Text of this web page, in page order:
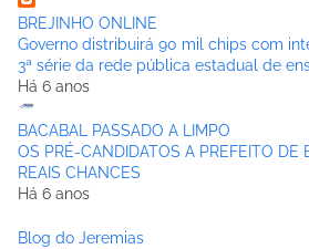
BREJINHO ONLINE
Governo distribuirá 90 mil chips com
3ª série da rede pública estadual de
Há 6 anos
BACABAL PASSADO A LIMPO
OS PRÉ-CANDIDATOS A PREFEITO DE
REAIS CHANCES
Há 6 anos
Blog do Jeremias